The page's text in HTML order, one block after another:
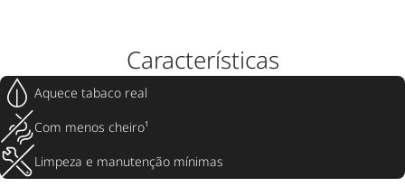
Características
Aquece tabaco real
Com menos cheiro¹
Limpeza e manutenção mínimas